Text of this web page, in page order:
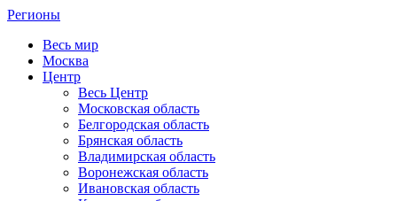
Регионы
Весь мир
Москва
Центр
Весь Центр
Московская область
Белгородская область
Брянская область
Владимирская область
Воронежская область
Ивановская область